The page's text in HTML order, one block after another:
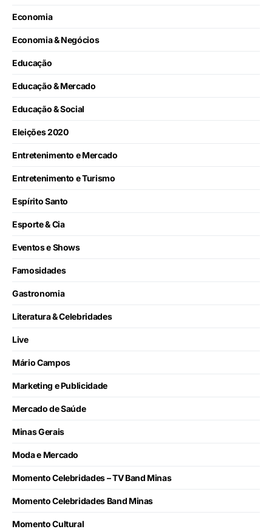
Economia
Economia & Negócios
Educação
Educação & Mercado
Educação & Social
Eleições 2020
Entretenimento e Mercado
Entretenimento e Turismo
Espírito Santo
Esporte & Cia
Eventos e Shows
Famosidades
Gastronomia
Literatura & Celebridades
Live
Mário Campos
Marketing e Publicidade
Mercado de Saúde
Minas Gerais
Moda e Mercado
Momento Celebridades – TV Band Minas
Momento Celebridades Band Minas
Momento Cultural